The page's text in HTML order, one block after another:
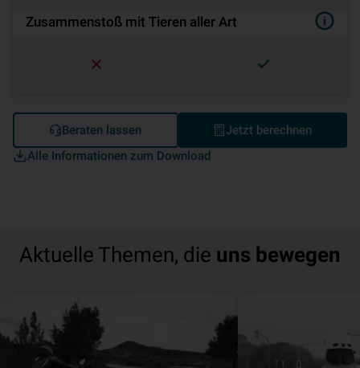
Zusammenstoß mit Tieren aller Art
Alle Informationen zum Download
Beraten lassen Jetzt berechnen
Aktuelle Themen, die uns bewegen